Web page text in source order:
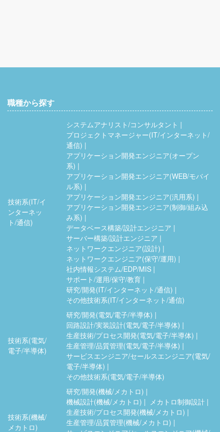
職種から探す
技術系(IT/イ
ンターネッ
ト/通信)
システムアナリスト/コンサルタント
プロジェクトマネージャー(IT/インターネット/
通信)
アプリケーション開発エンジニア(オープン
系)
アプリケーション開発エンジニア(WEB/モバイ
ル系)
アプリケーション開発エンジニア(汎用系)
アプリケーション開発エンジニア(制御/組み込
み系)
データベース構築/設計エンジニア
サーバー構築/設計エンジニア
ネットワークエンジニア(設計)
ネットワークエンジニア(保守/運用)
社内情報システム/EDP/MIS
サポート/運用/保守/教育
研究/開発(IT/インターネット/通信)
その他技術系(IT/インターネット/通信)
技術系(電気/
電子/半導体)
研究/開発(電気/電子/半導体)
回路設計/実装設計(電気/電子/半導体)
生産技術/プロセス開発(電気/電子/半導体)
生産管理/品質管理(電気/電子/半導体)
サービスエンジニア/セールスエンジニア(電気/
電子/半導体)
その他技術系(電気/電子/半導体)
技術系(機械/
メカトロ)
研究/開発(機械/メカトロ)
機械設計(機械/メカトロ)
メカトロ制御設計
生産技術/プロセス開発(機械/メカトロ)
生産管理/品質管理(機械/メカトロ)